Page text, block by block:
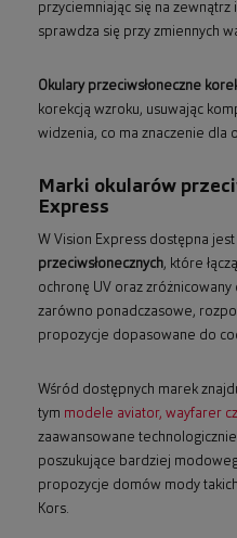
przyciemniając się na zewnątrz
sprawdza się przy zmiennych
Okulary przeciwsłoneczne
korekcją wzroku, usuwając
widzenia, co ma znaczenie dla
Marki okularów
Express
W Vision Express dostępna
przeciwsłonecznych, które
ochronę UV oraz
zarówno ponadczasowe,
propozycje dopasowane do
Wśród dostępnych marek
tym modele aviator, wayfarer
zaawansowane
poszukujące bardziej
propozycje domów mody takich
Kors.